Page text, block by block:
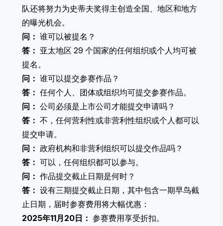
队还将努力为史蒂夫奖得主创造全国、地区和地方
的曝光机会。
问： 谁可以被提名？
答： 亚太地区 29 个国家的任何组织或个人均可被
提名。
问： 谁可以提交参赛作品？
答： 任何个人、团体或组织均可提交参赛作品。
问： 公司必须是上市公司才能提交申请吗？
答： 不，任何营利性或非营利性组织或个人都可以
提交申请。
问： 政府机构和非营利组织可以提交作品吗？
答： 可以，任何组织都可以参与。
问： 作品提交截止日期是何时？
答： 设有三期提交截止日期，其中包含一期早鸟截
止日期，届时参赛费用将大幅优惠：
2025年11月20日： 参赛费用享受折扣。